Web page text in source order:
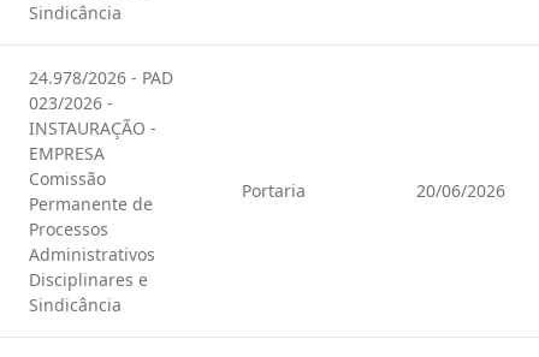
Sindicância
24.978/2026 - PAD
023/2026 -
INSTAURAÇÃO -
EMPRESA
Comissão
Permanente de
Processos
Administrativos
Disciplinares e
Sindicância
Portaria 20/06/2026